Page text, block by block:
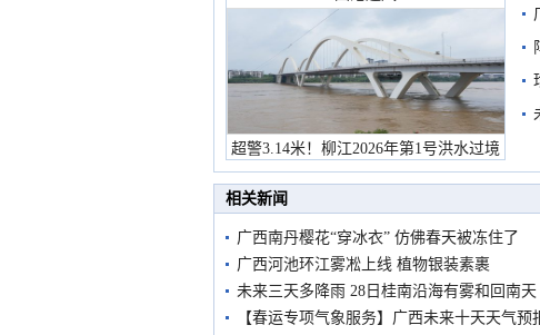
超警3.14米！柳江2026年第1号洪水过境
市民在堤岸见证汛况
相关新闻
广西南丹樱花“穿冰衣” 仿佛春天被冻住了
广西河池环江雾凇上线 植物银装素裹
未来三天多降雨 28日桂南沿海有雾和回南天
【春运专项气象服务】广西未来十天天气预